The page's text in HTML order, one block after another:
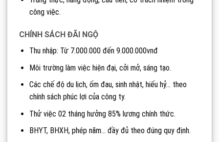
công việc.
CHÍNH SÁCH ĐÃI NGỘ
Thu nhập: Từ 7.000.000 đến 9.000.000vnđ
Môi trường làm việc hiện đại, cởi mở, sáng tạo.
Các chế độ du lịch, ốm đau, sinh nhật, hiếu hỷ… theo
chính sách phúc lợi của công ty.
Thử việc 02 tháng hưởng 85% lương chính thức.
BHYT, BHXH, phép năm… đầy đủ theo đúng quy định.